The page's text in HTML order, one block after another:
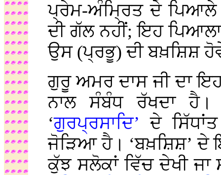
ਪ੍ਰੇਮ-ਅੰਮ੍ਰਿਤ ਦੇ ਪਿਆਲੇ
ਦੀ ਗੱਲ ਨਹੀਂ; ਇਹ
ਉਸ (ਪ੍ਰਭੂ) ਦੀ ਬਖ਼ਸ਼ਿਸ਼
ਗੁਰੂ ਅਮਰ ਦਾਸ ਜੀ ਦਾ
ਨਾਲ ਸੰਬੰਧ ਰੱਖਦਾ
‘ਗੁਰਪ੍ਰਸਾਦਿ’ਦੇ
ਜੋੜਿਆ ਹੈ। ‘ਬਖ਼ਸ਼ਿਸ਼’ ਦੇ
ਕੁੱਝ ਸਲੋਕਾਂ ਵਿੱਚ ਦੇਖੀ